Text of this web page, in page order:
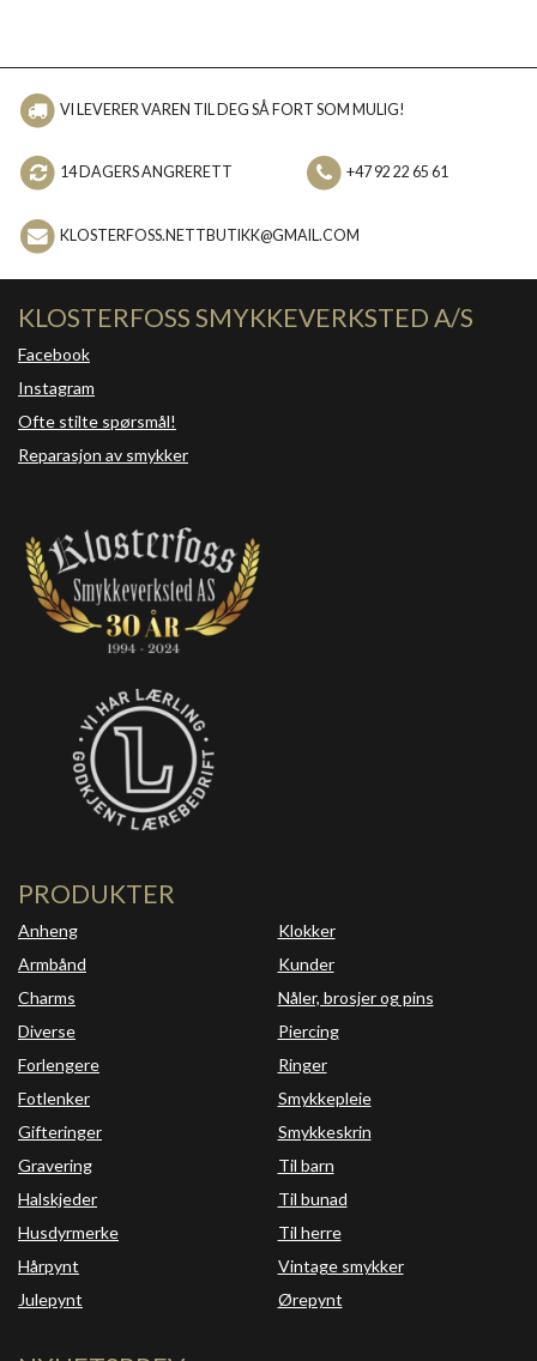
VI LEVERER VAREN TIL DEG SÅ FORT SOM MULIG!
14 DAGERS ANGRERETT +47 92 22 65 61
KLOSTERFOSS.NETTBUTIKK@GMAIL.COM
KLOSTERFOSS SMYKKEVERKSTED A/S
Facebook
Instagram
Ofte stilte spørsmål!
Reparasjon av smykker
PRODUKTER
Anheng
Armbånd
Charms
Diverse
Forlengere
Fotlenker
Gifteringer
Gravering
Halskjeder
Husdyrmerke
Hårpynt
Julepynt
Klokker
Kunder
Nåler, brosjer og pins
Piercing
Ringer
Smykkepleie
Smykkeskrin
Til barn
Til bunad
Til herre
Vintage smykker
Ørepynt